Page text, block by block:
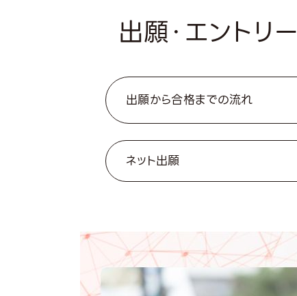
出願・エントリー
出願から合格までの流れ
ネット出願